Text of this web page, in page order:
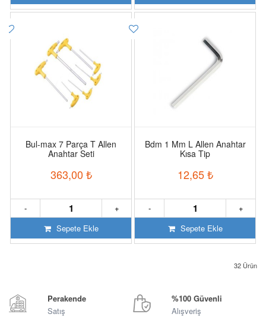
Bul-max 7 Parça T Allen
Anahtar Seti
363,00 ₺
+
-
Sepete Ekle
Bdm 1 Mm L Allen Anahtar
Kısa Tip
12,65₺
+
-
Sepete Ekle
32 Ürün
Perakende
Satış
%100 Güvenli
Alışveriş